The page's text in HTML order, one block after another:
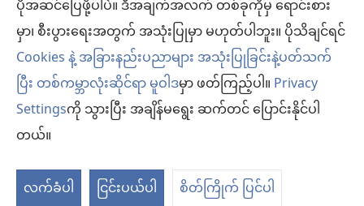
ပိုအဆင်ပြေဖို့ပါပဲ။ ဒီအချက်အလက် တစ်ခုကိုမှ ရောင်းစား
မှာ၊ စီးပွားရေးအတွက် အသုံးပြုမှာ မဟုတ်ပါဘူး။ ပိုသိချင်ရင်
Cookies နဲ့ အခြားနည်းပညာများ အသုံးပြုခြင်းနဲ့ပတ်သက်
ပြီး တစ်ကမ္ဘာလုံးဆိုင်ရာ မူဝါဒမှာ ဖတ်ကြည့်ပါ။Privacy
Settingsကို သွားပြီး အချိန်မရွေး ဆက်တင် ပြောင်းနိုင်ပါ
တယ်။
လက်ခံပါ
ငြင်းပယ်ပါ စိတ်ကြိုက် ပြင်ပါ
ပါ
တယ်)
င့်
နေ
ပါ
တယ်)
ကင်းမျှော်စင် စာကြည့်တိုက်
Copyright© 2026 Watch Tower Bible and Tract Society of Pennsylvania.
လိုက်နာရန် စည်းကမ်းများ